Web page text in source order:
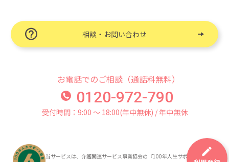
相談・お問い合わせ
お電話でのご相談（通話料無料）
0120-972-790
受付時間：9:00 〜 18:00(年中無休) / 年中無休
当サービスは、介護関連サービス事業協会の『100年人生サポート認証』